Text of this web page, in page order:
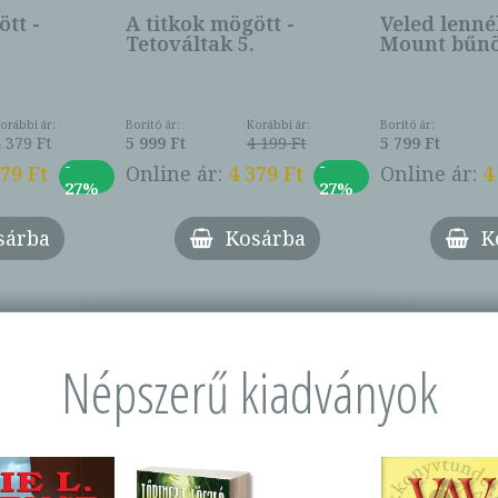
-
ár:
379 Ft
Ft
-
27%
A titkok mögött -
Tetováltak 5.
Borító ár:
5 999 Ft
Korábbi ár:
4 199 Ft
Online ár: 4 379 Ft
-
27%
Kosárba
Veled
Mount
Borító ár:
5 799 Ft
Online ár:
Népszerű kiadványok